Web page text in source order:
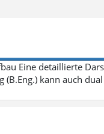
Eine detaillierte
(B.Eng.) kann auch